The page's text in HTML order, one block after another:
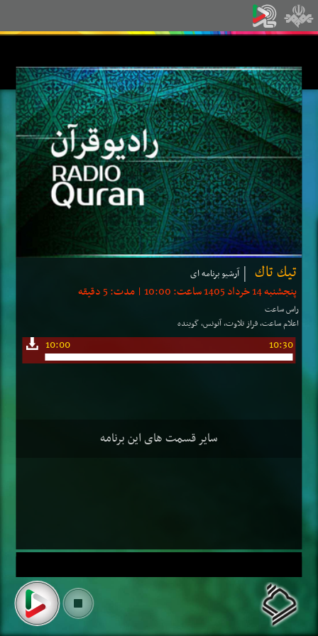
تیك تاك آرشیو برنامه ای
پنجشنبه 14 خرداد 1405 ساعت: 10:00 | مدت: 5 دقیقه
راس ساعت
اعلام ساعت، فراز تلاوت، آنونس، گوینده
10:00 10:30
سایر قسمت های این برنامه